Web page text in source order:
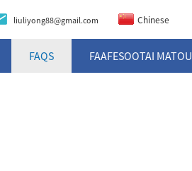
liuliyong88@gmail.com Chinese
FAQS FAAFESOOTAI MATOU